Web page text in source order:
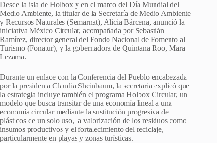
Desde la isla de Holbox y en el marco del Día Mundial del
Medio Ambiente, la titular de la Secretaría de Medio Ambiente
y Recursos Naturales (Semarnat), Alicia Bárcena, anunció la
iniciativa México Circular, acompañada por Sebastián
Ramírez, director general del Fondo Nacional de Fomento al
Turismo (Fonatur), y la gobernadora de Quintana Roo, Mara
Lezama.
Durante un enlace con la Conferencia del Pueblo encabezada
por la presidenta Claudia Sheinbaum, la secretaria explicó que
la estrategia incluye también el programa Holbox Circular, un
modelo que busca transitar de una economía lineal a una
economía circular mediante la sustitución progresiva de
plásticos de un solo uso, la valorización de los residuos como
insumos productivos y el fortalecimiento del reciclaje,
particularmente en playas y zonas turísticas.